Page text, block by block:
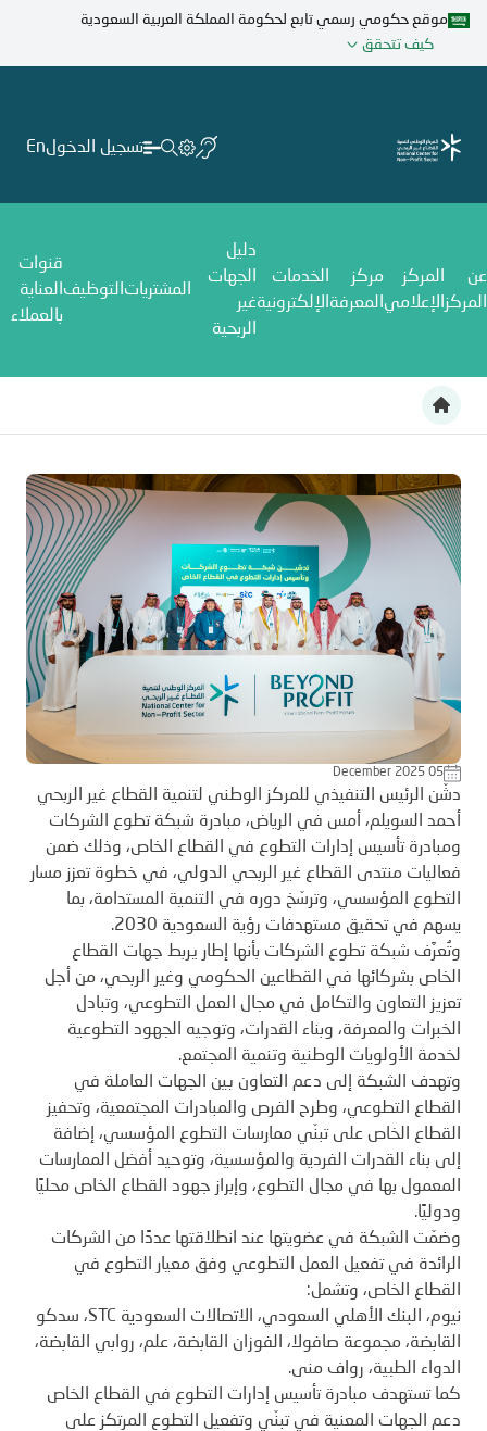
تجاوز
المحتوى
موقع حكومي رسمي تابع لحكومة المملكة العربية السعودية
كيف تتحقق
تسجيل الدخولEn
عن
المركز
المركز
الإعلامي
مركز
المعرفة
الخدمات
الإلكترونية
دليل
الجهات
غير
الربحية
المشتريات التوظيف
قنوات
العناية
بالعملاء
December 2025 05
دشّن الرئيس التنفيذي للمركز الوطني لتنمية القطاع غير الربحي
أحمد السويلم، أمس في الرياض، مبادرة شبكة تطوع الشركات
ومبادرة تأسيس إدارات التطوع في القطاع الخاص، وذلك ضمن
فعاليات منتدى القطاع غير الربحي الدولي، في خطوة تعزز مسار
التطوع المؤسسي، وترسّخ دوره في التنمية المستدامة، بما
يسهم في تحقيق مستهدفات رؤية السعودية 2030.
وتُعرَّف شبكة تطوع الشركات بأنها إطار يربط جهات القطاع
الخاص بشركائها في القطاعين الحكومي وغير الربحي، من أجل
تعزيز التعاون والتكامل في مجال العمل التطوعي، وتبادل
الخبرات والمعرفة، وبناء القدرات، وتوجيه الجهود التطوعية
لخدمة الأولويات الوطنية وتنمية المجتمع.
وتهدف الشبكة إلى دعم التعاون بين الجهات العاملة في
القطاع التطوعي، وطرح الفرص والمبادرات المجتمعية، وتحفيز
القطاع الخاص على تبنّي ممارسات التطوع المؤسسي، إضافة
إلى بناء القدرات الفردية والمؤسسية، وتوحيد أفضل الممارسات
المعمول بها في مجال التطوع، وإبراز جهود القطاع الخاص محليًا
ودوليًا.
وضمّت الشبكة في عضويتها عند انطلاقتها عددًا من الشركات
الرائدة في تفعيل العمل التطوعي وفق معيار التطوع في
القطاع الخاص، وتشمل:
نيوم، البنك الأهلي السعودي، الاتصالات السعودية STC، سدكو
القابضة، مجموعة صافولا، الفوزان القابضة، علم، روابي القابضة،
الدواء الطبية، رواف منى.
كما تستهدف مبادرة تأسيس إدارات التطوع في القطاع الخاص
دعم الجهات المعنية في تبنّي وتفعيل التطوع المرتكز على